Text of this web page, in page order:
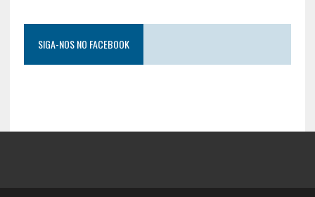
SIGA-NOS NO FACEBOOK